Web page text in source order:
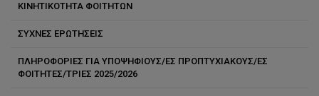
Μετεγγραφές και 2ο πτυχίο
Κενές θέσεις
Διεθνείς Φοιτητές
Άλλες κατανομές θέσεων
ΚΙΝΗΤΙΚΟΤΗΤΑ ΦΟΙΤΗΤΩΝ
ΣΥΧΝΕΣ ΕΡΩΤΗΣΕΙΣ
ΠΛΗΡΟΦΟΡΙΕΣ ΓΙΑ ΥΠΟΨΗΦΙΟΥΣ/ΕΣ ΠΡΟΠΤΥΧΙΑΚΟΥΣ/ΕΣ
ΦΟΙΤΗΤΕΣ/ΤΡΙΕΣ 2025/2026